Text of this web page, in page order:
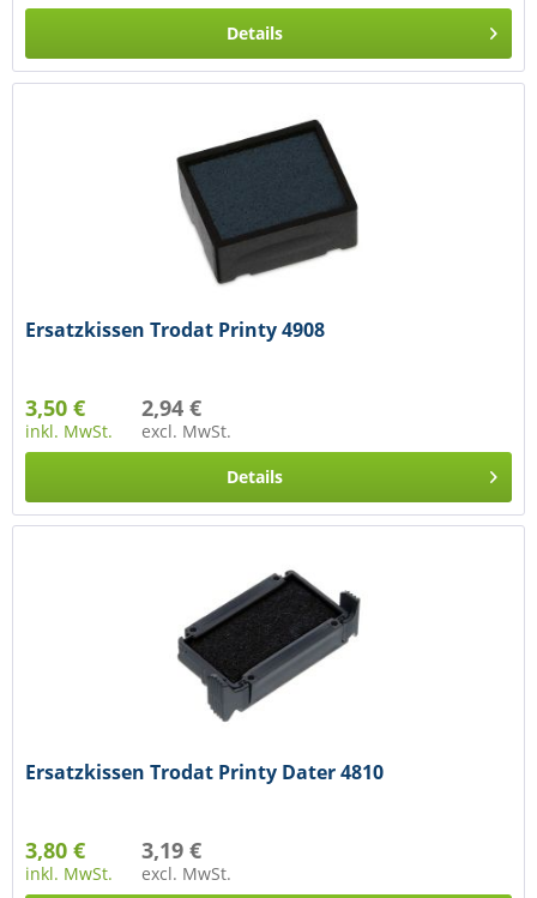
Details
Ersatzkissen Trodat Printy 4908
3,50 €
inkl. MwSt.
2,94 €
excl. MwSt.
Details
Ersatzkissen Trodat Printy Dater 4810
3,80 €
inkl. MwSt.
3,19 €
excl. MwSt.